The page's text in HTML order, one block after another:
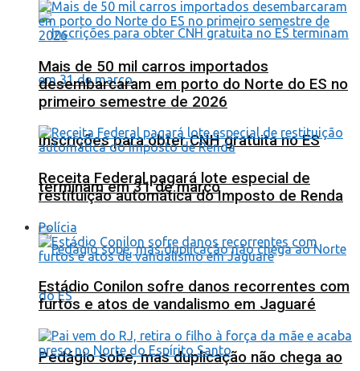
Inscrições para obter CNH gratuita no ES
terminam em 31 de março
Pedágio sobe, mas duplicação não chega ao
Mais de 50 mil carros importados
desembarcaram em porto do Norte do ES no
primeiro semestre de 2026
Receita Federal pagará lote especial de
restituição automática do Imposto de Renda
Polícia
Estádio Conilon sofre danos recorrentes com
furtos e atos de vandalismo em Jaguaré